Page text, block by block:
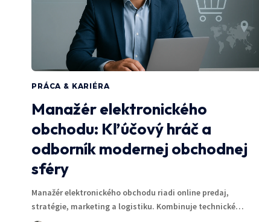
PRÁCA & KARIÉRA
Manažér elektronického
obchodu: Kľúčový hráč a
odborník modernej obchodnej
sféry
Manažér elektronického obchodu riadi online predaj,
stratégie, marketing a logistiku. Kombinuje technické…